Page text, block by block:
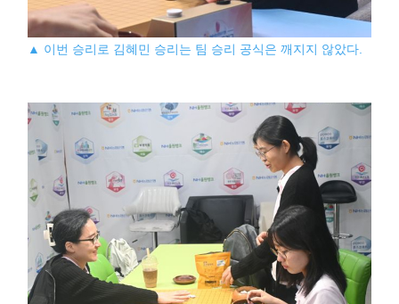
▲ 이번 승리로 김혜민 승리는 팀 승리 공식은 깨지지 않았다.